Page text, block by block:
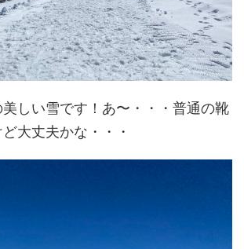
しい雪です！あ〜・・・普通の靴
大丈夫かな・・・